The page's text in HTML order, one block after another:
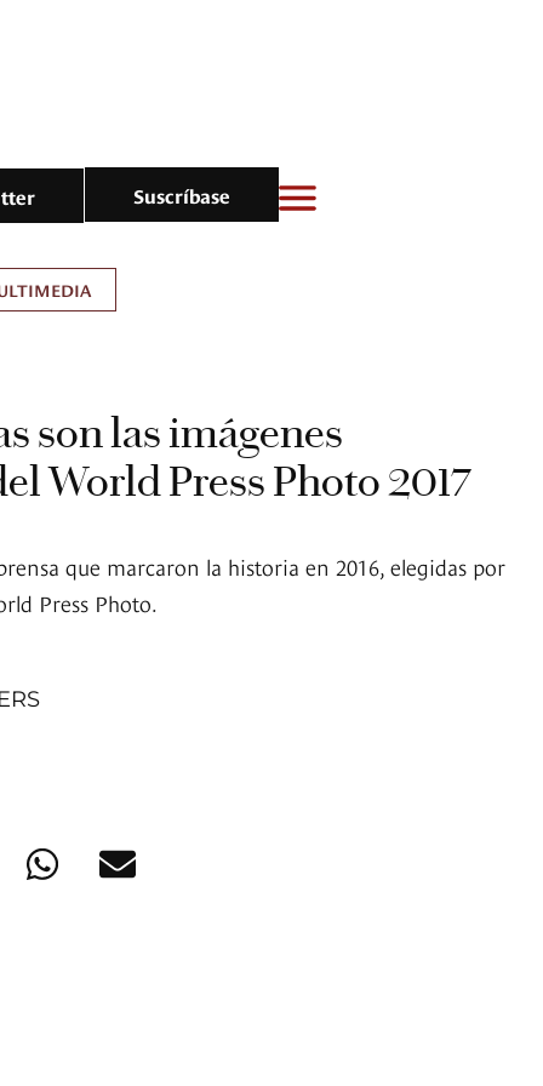
Suscríbase
son las imágenes
World Press Photo 2017
que marcaron la historia en 2016, elegidas por
Press Photo.